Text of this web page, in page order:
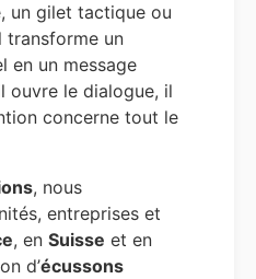
un gilet tactique ou
transforme un
en un message
ouvre le dialogue, il
concerne tout le
, nous
entreprises et
, en Suisse et en
d’écussons